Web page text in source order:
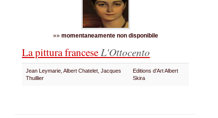
»» momentaneamente non disponibile
La pittura franceseL'Ottocento
Jean Leymarie, Albert Chatelet, Jacques
Thuillier
Editions d'Art Albert
Skira